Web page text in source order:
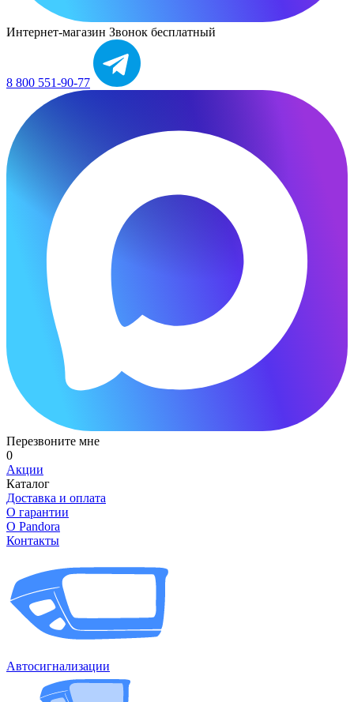
Интернет-магазин Звонок бесплатный
8 800 551-90-77
Перезвоните мне
0
Акции
Каталог
Доставка и оплата
О гарантии
О Pandora
Контакты
Автосигнализации